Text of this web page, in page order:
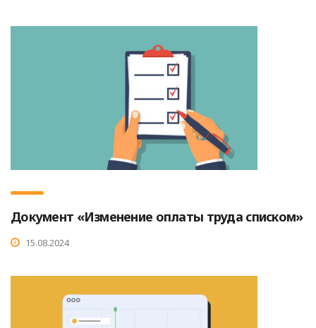
Документ «Изменение оплаты труда списком»
15.08.2024